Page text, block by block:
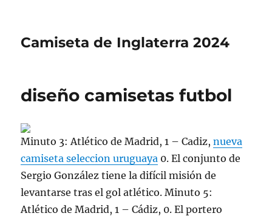
Camiseta de Inglaterra 2024
diseño camisetas futbol
Minuto 3: Atlético de Madrid, 1 – Cadiz,nueva
camiseta seleccion uruguaya 0. El conjunto de
Sergio González tiene la difícil misión de
levantarse tras el gol atlético. Minuto 5:
Atlético de Madrid, 1 – Cádiz, 0. El portero